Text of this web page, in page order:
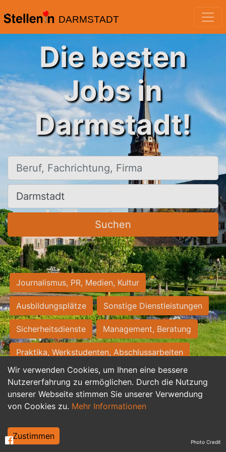
DARMSTADT
Wir verwenden Cookies, um Ihnen eine bessere
Nutzererfahrung zu ermöglichen. Durch die Nutzung
unserer Webseite stimmen Sie unserer Verwendung
von Cookies zu. Mehr Informationen
Zustimmen
Die besten
Jobs in
Darmstadt!
Beruf, Fachrichtung, Firma
Ort, Stadt
Suchen
Journalismus, PR, Medien, Kultur
Ausbildungsplätze Sonstige Dienstleistungen
Sicherheitsdienste Management, Beratung
Praktika, Werkstudenten, Abschlussarbeiten
Personalwesen Assistenz, Sekretariat
Hilfskräfte, Aushilfs- und Nebenjobs
Weiterbildung, Studium, duale Ausbildung Photo Credit